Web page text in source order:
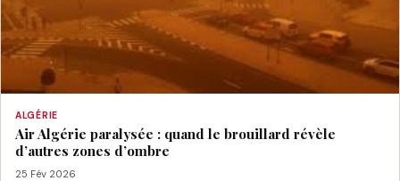
ALGÉRIE
Air Algérie paralysée : quand le brouillard révèle
d’autres zones d’ombre
25 Fév 2026